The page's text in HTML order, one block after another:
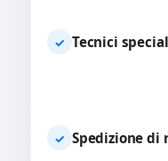
✓ Tecnici
✓ Spedizione